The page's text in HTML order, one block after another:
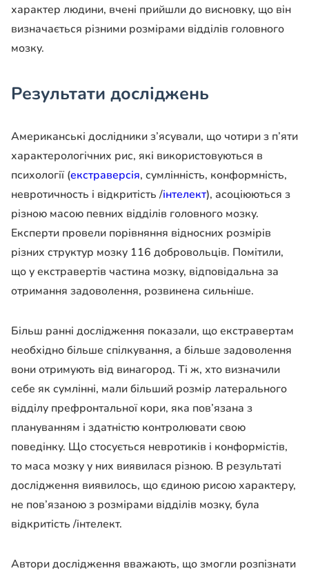
характер людини, вчені прийшли до висновку, що він
визначається різними розмірами відділів головного
мозку.
Результати досліджень
Американські дослідники з’ясували, що чотири з п’яти
характерологічних рис, які використовуються в
психології (екстраверсія, сумлінність, конформність,
невротичность і відкритість /інтелект), асоціюються з
різною масою певних відділів головного мозку.
Експерти провели порівняння відносних розмірів
різних структур мозку 116 добровольців. Помітили,
що у екстравертів частина мозку, відповідальна за
отримання задоволення, розвинена сильніше.
Більш ранні дослідження показали, що екстравертам
необхідно більше спілкування, а більше задоволення
вони отримують від винагород. Ті ж, хто визначили
себе як сумлінні, мали більший розмір латерального
відділу префронтальної кори, яка пов’язана з
плануванням і здатністю контролювати свою
поведінку. Що стосується невротиків і конформістів,
то маса мозку у них виявилася різною. В результаті
дослідження виявилось, що єдиною рисою характеру,
не пов’язаною з розмірами відділів мозку, була
відкритість /інтелект.
Автори дослідження вважають, що змогли розпізнати